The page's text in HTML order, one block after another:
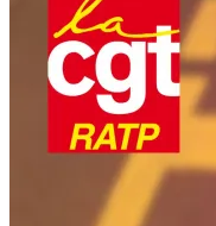
Pétitions